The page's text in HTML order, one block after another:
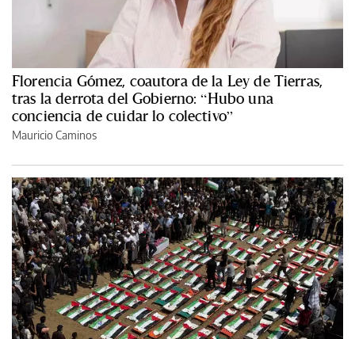
Florencia Gómez, coautora de la Ley de Tierras,
tras la derrota del Gobierno: “Hubo una
conciencia de cuidar lo colectivo”
Mauricio Caminos